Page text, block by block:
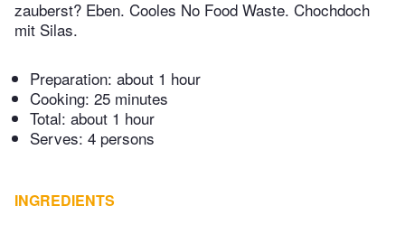
zauberst? Eben. Cooles No Food Waste. Chochdoch
mit Silas.
Preparation: about 1 hour
Cooking: 25 minutes
Total: about 1 hour
Serves: 4 persons
INGREDIENTS